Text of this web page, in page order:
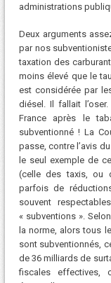
administrations
Deux arguments
par nos
taxation des
moins élevé que le
est considérée par
diésel. Il fallait
France après le
subventionné ! La
passe, contre l’avis
le seul exemple de
(celle des taxis, ou
parfois de
souvent
« subventions ».
la norme, alors tous
sont subventionnés,
de 36 milliards de
fiscales effectives,